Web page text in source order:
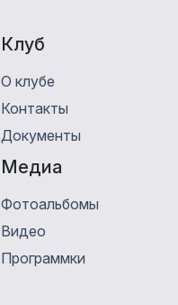
Клуб
О клубе
Контакты
Документы
Медиa
Фотоальбомы
Видео
Программки